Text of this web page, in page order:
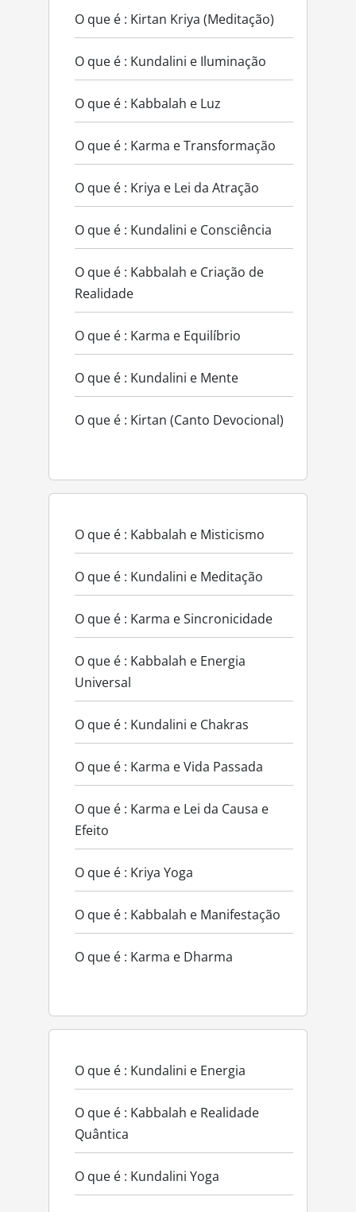
O que é : Kirtan Kriya (Meditação)
O que é : Kundalini e Iluminação
O que é : Kabbalah e Luz
O que é : Karma e Transformação
O que é : Kriya e Lei da Atração
O que é : Kundalini e Consciência
O que é : Kabbalah e Criação de
Realidade
O que é : Karma e Equilíbrio
O que é : Kundalini e Mente
O que é : Kirtan (Canto Devocional)
O que é : Kabbalah e Misticismo
O que é : Kundalini e Meditação
O que é : Karma e Sincronicidade
O que é : Kabbalah e Energia
Universal
O que é : Kundalini e Chakras
O que é : Karma e Vida Passada
O que é : Karma e Lei da Causa e
Efeito
O que é : Kriya Yoga
O que é : Kabbalah e Manifestação
O que é : Karma e Dharma
O que é : Kundalini e Energia
O que é : Kabbalah e Realidade
Quântica
O que é : Kundalini Yoga